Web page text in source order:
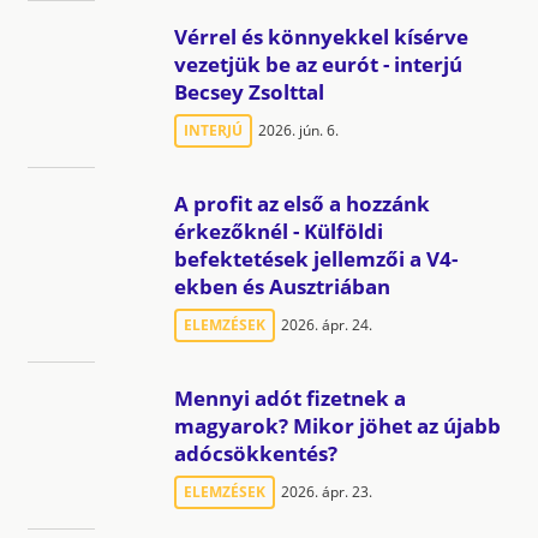
Vérrel és könnyekkel kísérve
vezetjük be az eurót - interjú
Becsey Zsolttal
INTERJÚ 2026. jún. 6.
A profit az első a hozzánk
érkezőknél - Külföldi
befektetések jellemzői a V4-
ekben és Ausztriában
ELEMZÉSEK 2026. ápr. 24.
Mennyi adót fizetnek a
magyarok? Mikor jöhet az újabb
adócsökkentés?
ELEMZÉSEK 2026. ápr. 23.